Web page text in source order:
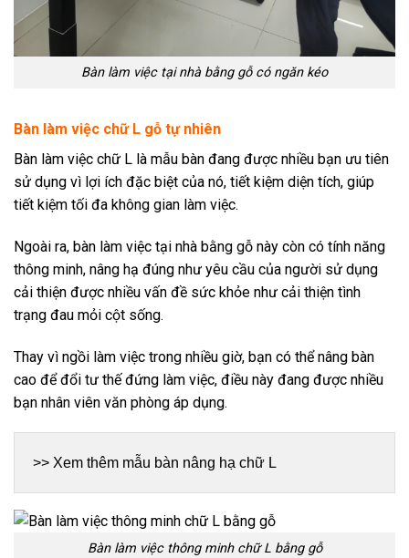
Bàn làm việc tại nhà bằng gỗ có ngăn kéo
Bàn làm việc chữ L gỗ tự nhiên
Bàn làm việc chữ L là mẫu bàn đang được nhiều bạn ưu tiên
sử dụng vì lợi ích đặc biệt của nó, tiết kiệm diện tích, giúp
tiết kiệm tối đa không gian làm việc.
Ngoài ra, bàn làm việc tại nhà bằng gỗ này còn có tính năng
thông minh, nâng hạ đúng như yêu cầu của người sử dụng
cải thiện được nhiều vấn đề sức khỏe như cải thiện tình
trạng đau mỏi cột sống.
Thay vì ngồi làm việc trong nhiều giờ, bạn có thể nâng bàn
cao để đổi tư thế đứng làm việc, điều này đang được nhiều
bạn nhân viên văn phòng áp dụng.
>> Xem thêm mẫu bàn nâng hạ chữ L
Bàn làm việc thông minh chữ L bằng gỗ